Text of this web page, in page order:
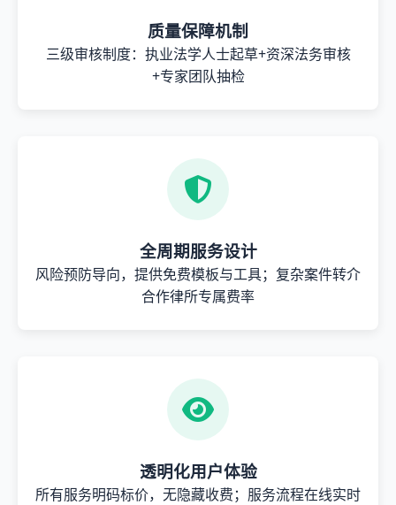
质量保障机制
三级审核制度：执业法学人士起草+资深法务审核
+专家团队抽检
全周期服务设计
风险预防导向，提供免费模板与工具；复杂案件转介
合作律所专属费率
透明化用户体验
所有服务明码标价，无隐藏收费；服务流程在线实时